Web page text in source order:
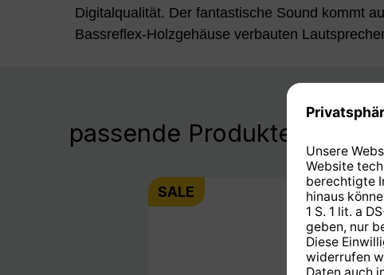
Digitalqualität. Der fantastische Sound kommt
Bassreflex-Holzgehäuse verbauten
passende Produkte
SALE